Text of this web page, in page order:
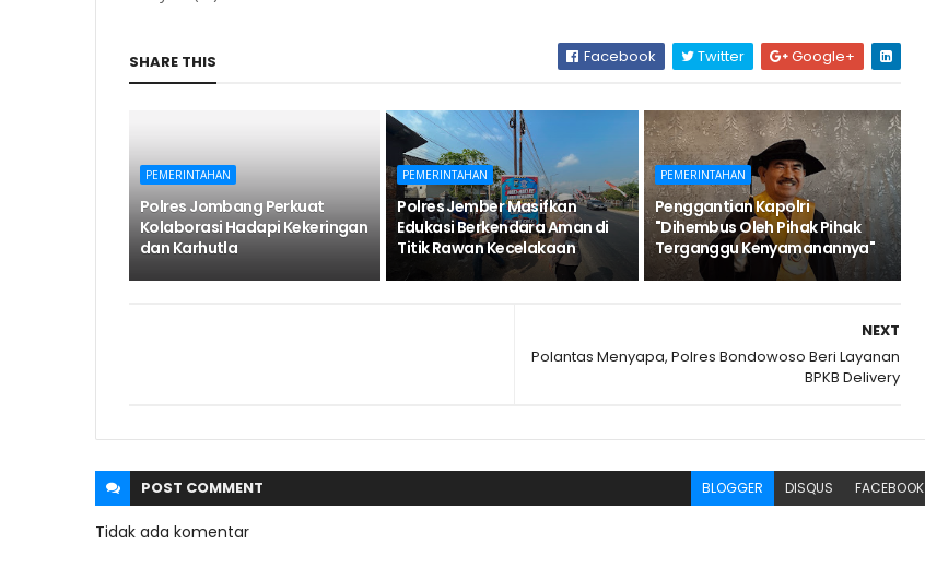
SHARE THIS Facebook Twitter Google+
PEMERINTAHAN
Polres Jombang Perkuat
Kolaborasi Hadapi Kekeringan
dan Karhutla
PEMERINTAHAN
Polres Jember Masifkan
Edukasi Berkendara Aman di
Titik Rawan Kecelakaan
PEMERINTAHAN
Penggantian Kapolri
"Dihembus Oleh Pihak Pihak
Terganggu Kenyamanannya"
NEXT
Polantas Menyapa, Polres Bondowoso Beri Layanan
BPKB Delivery
POST COMMENT BLOGGER DISQUS FACEBOOK
Tidak ada komentar